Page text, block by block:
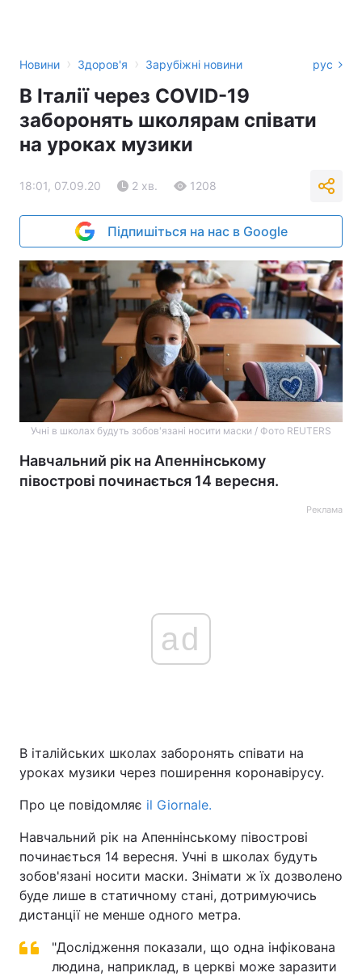
Новини › Здоров'я › Зарубіжні новини рус
В Італії через COVID-19
заборонять школярам співати
на уроках музики
18:01, 07.09.20 2 хв. 1208
Підпишіться на нас в Google
Учні в школах будуть зобов'язані носити маски / Фото REUTERS
Навчальний рік на Апеннінському
півострові починається 14 вересня.
Реклама
ad
В італійських школах заборонять співати на
уроках музики через поширення коронавірусу.
Про це повідомляє il Giornale.
Навчальний рік на Апеннінському півострові
починається 14 вересня. Учні в школах будуть
зобов'язані носити маски. Знімати ж їх дозволено
буде лише в статичному стані, дотримуючись
дистанції не менше одного метра.
"Дослідження показали, що одна інфікована
людина, наприклад, в церкві може заразити